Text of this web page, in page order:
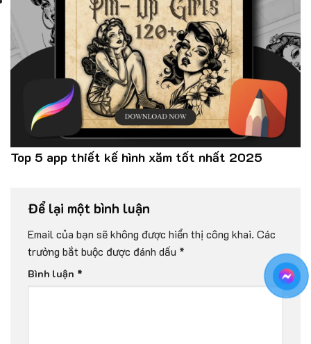
Top 5 app thiết kế hình xăm tốt nhất 2025
Để lại một bình luận
Email của bạn sẽ không được hiển thị công khai. Các
trường bắt buộc được đánh dấu *
Bình luận *